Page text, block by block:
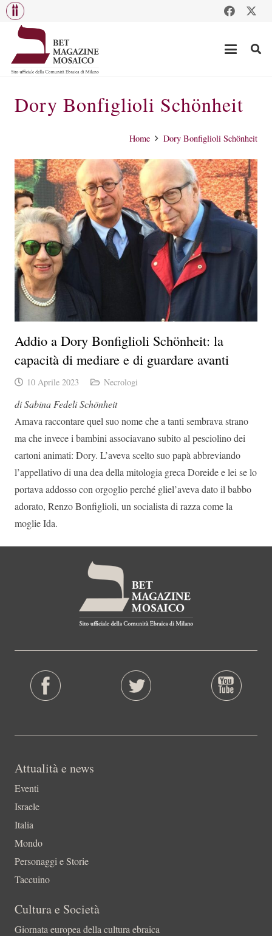
Dory Bonfiglioli Schönheit
Home Dory Bonfiglioli Schönheit
Addio a Dory Bonfiglioli Schönheit: la
capacità di mediare e di guardare avanti
10 Aprile 2023 Necrologi
di Sabina Fedeli Schönheit
Amava raccontare quel suo nome che a tanti sembrava strano
ma che invece i bambini associavano subito al pesciolino dei
cartoni animati: Dory. L’aveva scelto suo papà abbreviando
l’appellativo di una dea della mitologia greca Doreide e lei se lo
portava addosso con orgoglio perché gliel’aveva dato il babbo
adorato, Renzo Bonfiglioli, un socialista di razza come la
moglie Ida.
Attualità e news
Eventi
Israele
Italia
Mondo
Personaggi e Storie
Taccuino
Cultura e Società
Giornata europea della cultura ebraica